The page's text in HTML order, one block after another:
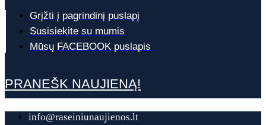
Grįžti į pagrindinį puslapį
Susisiekite su mumis
Mūsų FACEBOOK puslapis
PRANEŠK NAUJIENĄ!
info@raseiniunaujienos.lt